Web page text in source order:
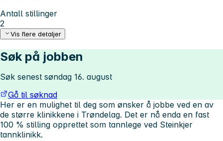
Antall stillinger
2
Vis flere detaljer
Søk på jobben
Søk senest søndag 16. august
Gå til søknad
Her er en mulighet til deg som ønsker å jobbe ved en av
de større klinikkene i Trøndelag. Det er nå enda en fast
100 % stilling opprettet som tannlege ved Steinkjer
tannklinikk.